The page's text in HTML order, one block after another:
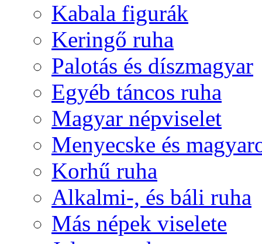
Kabala figurák
Keringő ruha
Palotás és díszmagyar
Egyéb táncos ruha
Magyar népviselet
Menyecske és
Korhű ruha
Alkalmi-, és báli ruha
Más népek viselete